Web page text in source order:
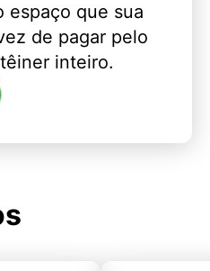
espaço que sua
de pagar pelo
inteiro.